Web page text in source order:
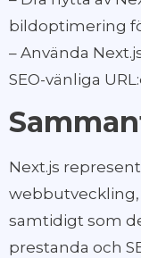
bildoptimering
– Använda
SEO-vänliga
Next.js
webbutveckling,
samtidigt som
prestanda och